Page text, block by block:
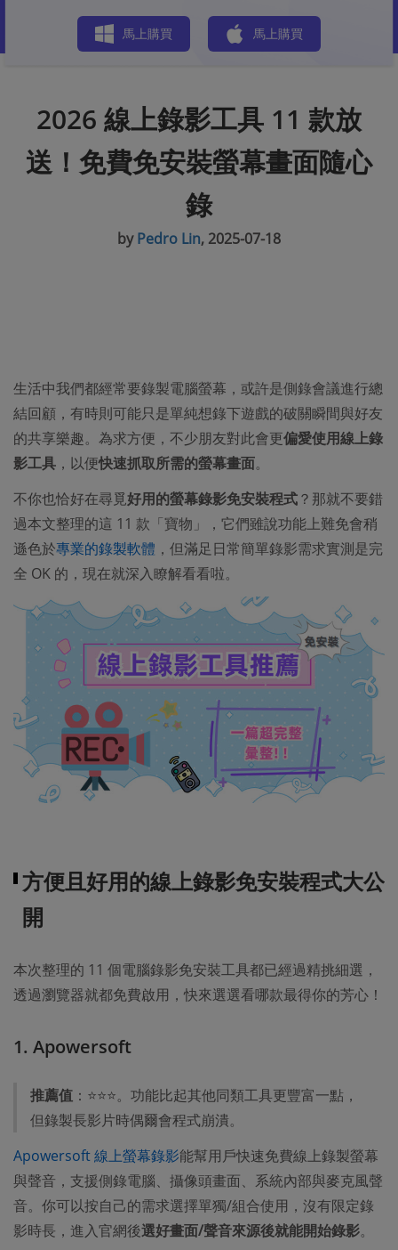
馬上購買 馬上購買
2026 線上錄影工具 11 款放
送！免費免安裝螢幕畫面隨心
錄
byPedro Lin, 2025-07-18
生活中我們都經常要錄製電腦螢幕，或許是側錄會議進行總
結回顧，有時則可能只是單純想錄下遊戲的破關瞬間與好友
的共享樂趣。為求方便，不少朋友對此會更偏愛使用線上錄
影工具 ，以便快速抓取所需的螢幕畫面。
不你也恰好在尋覓好用的螢幕錄影免安裝程式？那就不要錯
過本文整理的這 11 款「寶物」，它們雖說功能上難免會稍
遜色於專業的錄製軟體 ，但滿足日常簡單錄影需求實測是完
全 OK 的，現在就深入瞭解看看啦。
方便且好用的線上錄影免安裝程式大公
開
本次整理的 11 個電腦錄影免安裝工具都已經過精挑細選，
透過瀏覽器就都免費啟用，快來選選看哪款最得你的芳心！
1. Apowersoft
推薦值 ：⭐⭐⭐。功能比起其他同類工具更豐富一點，
但錄製長影片時偶爾會程式崩潰。
Apowersoft 線上螢幕錄影能幫用戶快速免費線上錄製螢幕
與聲音，支援側錄電腦、攝像頭畫面、系統內部與麥克風聲
音。你可以按自己的需求選擇單獨/組合使用，沒有限定錄
影時長，進入官網後選好畫面/聲音來源後就能開始錄影。